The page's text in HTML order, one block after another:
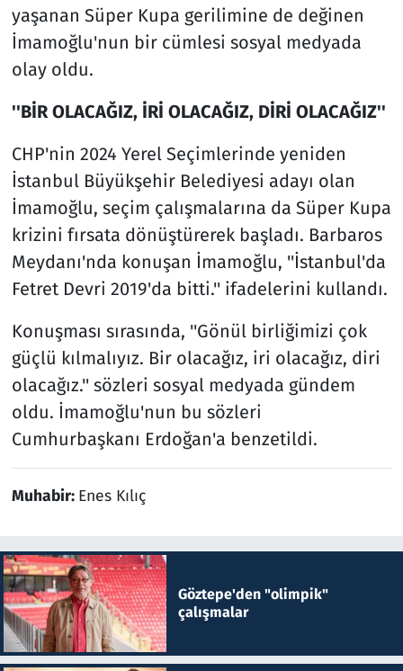
yaşanan Süper Kupa gerilimine de değinen
İmamoğlu'nun bir cümlesi sosyal medyada
olay oldu.
''BİR OLACAĞIZ, İRİ OLACAĞIZ, DİRİ OLACAĞIZ''
CHP'nin 2024 Yerel Seçimlerinde yeniden
İstanbul Büyükşehir Belediyesi adayı olan
İmamoğlu, seçim çalışmalarına da Süper Kupa
krizini fırsata dönüştürerek başladı. Barbaros
Meydanı'nda konuşan İmamoğlu, ''İstanbul'da
Fetret Devri 2019'da bitti.'' ifadelerini kullandı.
Konuşması sırasında, ''Gönül birliğimizi çok
güçlü kılmalıyız. Bir olacağız, iri olacağız, diri
olacağız.'' sözleri sosyal medyada gündem
oldu. İmamoğlu'nun bu sözleri
Cumhurbaşkanı Erdoğan'a benzetildi.
Muhabir: Enes Kılıç
Göztepe'den "olimpik"
çalışmalar